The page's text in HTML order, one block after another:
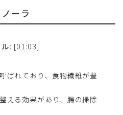
ーラ
: [01:03]
ばれており、食物繊維が豊
える効果があり、腸の掃除